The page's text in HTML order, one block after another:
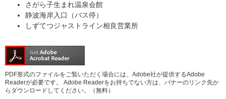
さがら子生まれ温泉会館
静波海岸入口（バス停）
しずてつジャストライン相良営業所
PDF形式のファイルをご覧いただく場合には、Adobe社が提供するAdobe
Readerが必要です。
Adobe Readerをお持ちでない方は、バナーのリンク先か
らダウンロードしてください。（無料）